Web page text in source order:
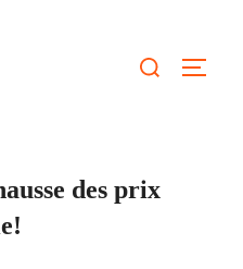
Rechercher :
des prix